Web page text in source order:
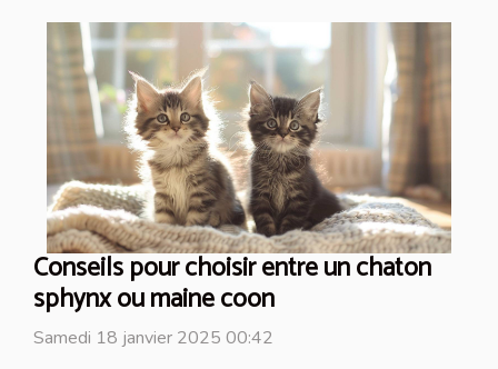
Conseils pour choisir entre un chaton
sphynx ou maine coon
Samedi 18 janvier 2025 00:42